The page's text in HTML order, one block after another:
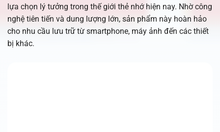
lựa chọn lý tưởng trong thế giới thẻ nhớ hiện nay. Nhờ công
nghệ tiên tiến và dung lượng lớn, sản phẩm này hoàn hảo
cho nhu cầu lưu trữ từ smartphone, máy ảnh đến các thiết
bị khác.